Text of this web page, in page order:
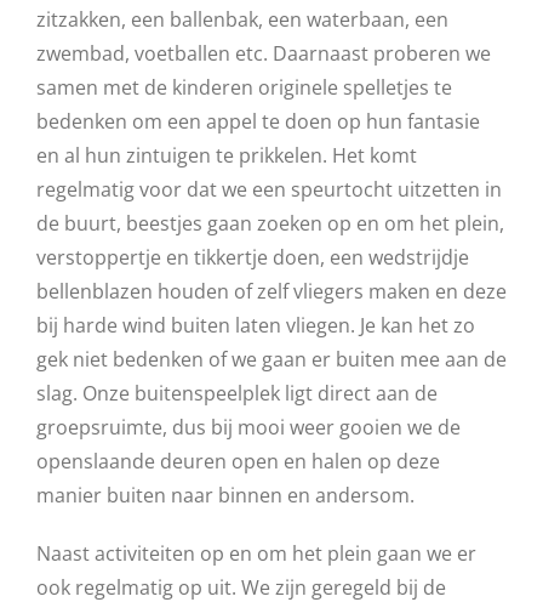
zitzakken, een ballenbak, een waterbaan, een
zwembad, voetballen etc. Daarnaast proberen we
samen met de kinderen originele spelletjes te
bedenken om een appel te doen op hun fantasie
en al hun zintuigen te prikkelen. Het komt
regelmatig voor dat we een speurtocht uitzetten in
de buurt, beestjes gaan zoeken op en om het plein,
verstoppertje en tikkertje doen, een wedstrijdje
bellenblazen houden of zelf vliegers maken en deze
bij harde wind buiten laten vliegen. Je kan het zo
gek niet bedenken of we gaan er buiten mee aan de
slag. Onze buitenspeelplek ligt direct aan de
groepsruimte, dus bij mooi weer gooien we de
openslaande deuren open en halen op deze
manier buiten naar binnen en andersom.
Naast activiteiten op en om het plein gaan we er
ook regelmatig op uit. We zijn geregeld bij de